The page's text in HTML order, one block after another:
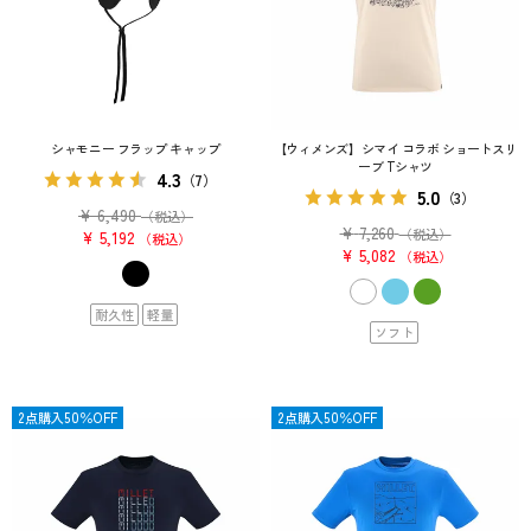
シャモニー フラップ キャップ
4.3 （7）
¥ 6,490 （税込）
¥ 5,192 税込
耐久性 軽量
【ウィメンズ】シマイ コラボ ショートスリ
ーブ Tシャツ
5.0 （3）
¥ 7,260 （税込）
¥ 5,082 税込
ソフト
OUTLET
2点購入50％OFF OUTLET
2点購入50％OFF